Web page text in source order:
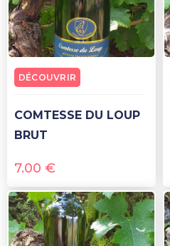
COMTESSE DU LOUP
BRUT
7.00 €
DÉCOUVRIR